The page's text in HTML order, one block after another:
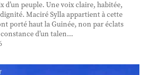
d’un peuple. Une voix claire, habitée,
Maciré Sylla appartient à cette
porté haut la Guinée, non par éclats
d’un talen...